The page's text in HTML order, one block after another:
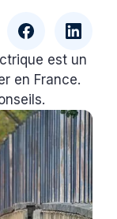
est un
en France.